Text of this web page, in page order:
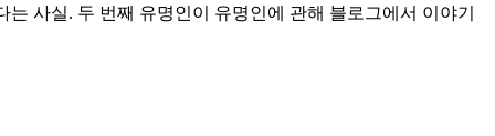
사실. 두 번째 유명인이 유명인에 관해 블로그에서 이야기